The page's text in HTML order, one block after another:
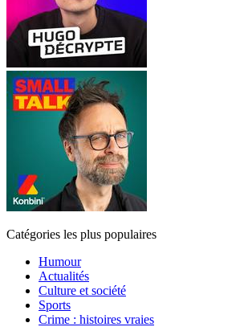
Catégories les plus populaires
Humour
Actualités
Culture et société
Sports
Crime : histoires vraies